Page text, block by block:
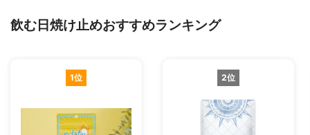
飲む日焼け止めおすすめランキング
1位 2位